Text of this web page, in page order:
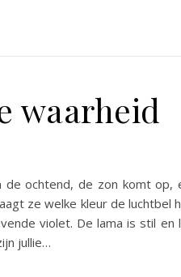
waarheid
ochtend, de zon komt op,
ze welke kleur de
violet. De lama is stil en
jullie…